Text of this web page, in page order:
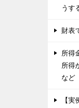
うす
財表
所得
所得
など
【